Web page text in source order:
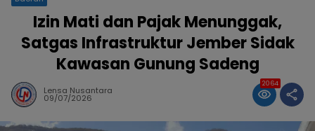
​Izin Mati dan Pajak Menunggak,
Satgas Infrastruktur Jember Sidak
Kawasan Gunung Sadeng
Lensa Nusantara
09/07/2026
2064